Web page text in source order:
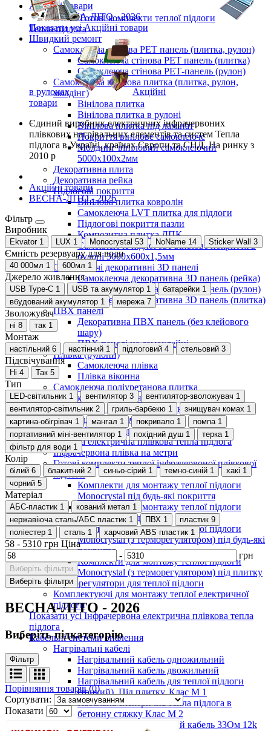
Акційні товари
ВЕСНА-ЛІТО - 2026
Показати усі Акційні товари
Швидкий ремонт
Самоклеюча стінова PET панель (плитка, рулон)
Самоклеюча стінова PET панель (плитка)
Самоклеюча стінова РЕТ-панель (рулон)
Самоклеюча вінілова плитка (плитка, рулон,
молдінг)
Вінілова плитка
Вінілова плитка в рулоні
Вінілова плитка під ламінат
Покриття вінілове самоклеюче
Молдинг вініловий самоклеючий
5000х100х2мм
Декоративна плита
Декоративна рейка
Підлогові покриття
Вінілова плитка ковролін
Самоклеюча LVT плитка для підлоги
Підлогові покриття пазли
Композитна плитка ДПК
Самоклеюче підлогове вінілове покриття в
рулоні 3000х600х1,5мм
Самоклеючі декоративні 3D панелі
Самоклеюча декоративна 3D панель (рейка)
Самоклеюча декоративна 3D панель (рулон)
Самоклеюча декоративна 3D панель (плитка)
ПВХ панелі
Декоративна ПВХ панель (без клейового
шару)
ПВХ панелі на самоклейці
Плівка (рулони)
Самоклеюча плівка
Плівка віконна
Самоклеюча поліуретанова плитка
Мозаїка з декоративного скла 298х298х4,5мм
Самоклеюча гнучка штукатурка (плитка, рулон)
Меблі для дому, дачі, пікніка
Показати усі Швидкий ремонт
Інфрачервона електрична плівкова тепла підлога
Інфрачервона плівка на метри
Готові комплекти теплої інфрачервоної плівкової
підлоги
Комплекти для монтажу теплої підлоги
Monocrystal під будь-які покриття
Комплекти для монтажу теплої підлоги
Monocrystal під плитку
Комплекти для монтажу теплої підлоги
Monocrystal (з терморегулятором) під будь-які
покриття
Комплекти для монтажу теплої підлоги
Monocrystal (з терморегулятором) під плитку
Терморегулятори для теплої підлоги
Комплектуючі для монтажу теплої електричної
підлоги
Показати усі Інфрачервона електрична плівкова тепла
підлога
Кабельні системи опалення
Нагрівальні кабелі
Нагрівальний кабель одножильний
Нагрівальний кабель двожильний
Нагрівальний кабель для теплої підлоги
(тонкий). Під плитку. Клас М 1
Кабельна електрична тепла підлога в
бетонну стяжку Клас М 2
Вуглецевий нагрівальний кабель 33Ом 12k
Готові комплекти теплої підлоги
Тепла підлога
в рулонах
Акційні
товари
Єдиний виробникелектричних інфрачервоних
плівкових нагрівальних елементів та систем Тепла
підлога в Україні, країнах Європи та СНД.На ринку з
2010 р
Акційні товари
ВЕСНА-ЛІТО - 2026
Фільтр
Виробник
Ekvator 1 LUX 1 Monocrystal 53 NoName 14 Sticker Wall 3
Ємність резервуару для води
40 000мл 1 600мл 1
Джерело живлення
USB Type-C 1 USB та акумулятор 1 батарейки 1
вбудований акумулятор 1 мережа 7
Зволожувач
ні 8 так 1
Монтаж
настільний 6 настінний 1 підлоговий 4 стельовий 3
Підсвічування
Ні 4 Так 5
Тип
LED-світильник 1 вентилятор 3 вентилятор-зволожувач 1
вентилятор-світильник 2 гриль-барбекю 1 знищувач комах 1
картина-обігрівач 1 мангал 1 покривало 1 помпа 1
портативний міні-вентилятор 1 похідний душ 1 терка 1
фільтр для води 1
Колір
білий 6 блакитний 2 синьо-сірий 1 темно-синій 1 хакі 1
чорний 5
Матеріал
АБС-пластик 1 кований метал 1
нержавіюча сталь/АБС пластик 1 ПВХ 1 пластик 9
поліестер 1 сталь 1 харчовий ABS пластик 1
58 - 5310 грн Ціна
-
грн
Виберіть фільтри
Виберіть фільтри
ВЕСНА-ЛІТО - 2026
Виберіть підкатегорію
Фільтр
Порівняння товарів (0)
Сортувати:
Показати